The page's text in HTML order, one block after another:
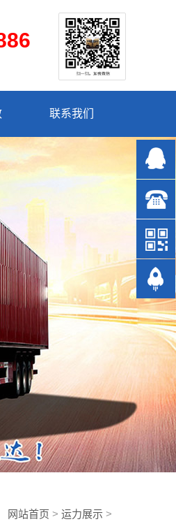
联系我们
网站首页 > 运力展示 >
153-